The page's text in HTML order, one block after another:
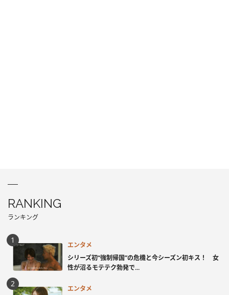
RANKING
ランキング
エンタメ
シリーズ初“強制帰国”の危機と今シーズン初キス！ 女
性が沼るモテテク勃発で...
エンタメ